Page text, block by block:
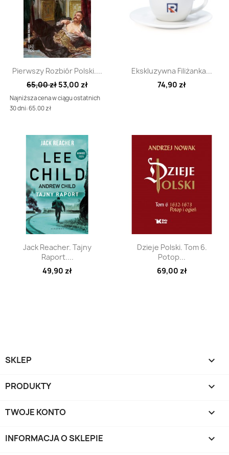
Szybki podgląd
Pierwszy Rozbiór Polski....
65,00 zł 53,00 zł
Najniższa cena w ciągu ostatnich
30 dni: 65.00 zł
Szybki podgląd
Ekskluzywna Filiżanka...
74,90 zł
Szybki podgląd
Jack Reacher. Tajny
Raport....
49,90 zł
Szybki podgląd
Dzieje Polski. Tom 6.
Potop...
69,00 zł
SKLEP 
PRODUKTY 
TWOJE KONTO 
INFORMACJA O SKLEPIE keyboard_arrow_down